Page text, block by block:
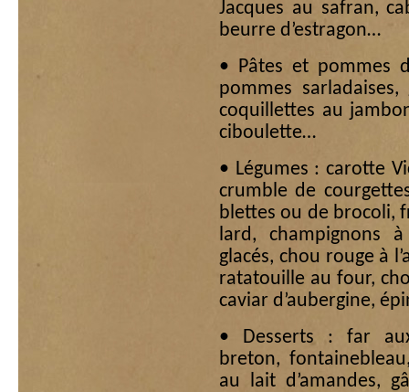
Jacques au safran,
beurre d’estragon…
• Pâtes et pommes
pommes
coquillettes au
ciboulette…
• Légumes : carotte
crumble de
blettes ou de brocoli,
lard, champignons
glacés, chou rouge à
ratatouille au four,
caviar d’aubergine,
• Desserts : far
breton,
au lait d’amandes,